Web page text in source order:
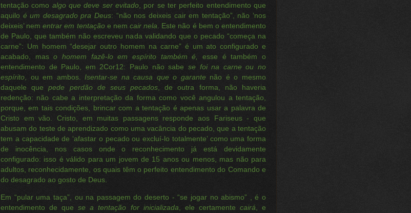
tentação como algo que deve ser evitado, por se ter perfeito entendimento que
aquilo é um desagrado pra Deus: “não nos deixeis cair em tentação”, não ‘nos
deixeis’ nementrar em tentação e nemcair nela. Este não é bem o entendimento
de Paulo, que também não escreveu nada validando que o pecado “começa na
carne”: Um homem “desejar outro homem na carne” é um ato configurado e
acabado, maso homem fazê-lo em espírito também é,
esse é também o
entendimento de Paulo, em 2Cor12: Paulo não sabe se foi na carne ou no
espírito, ou em ambos.Isentar-se na causa que o garantenão é o mesmo
daquele quepede perdão de seus pecados, de outra forma, não haveria
redenção: não cabe a interpretação da forma como você angulou a tentação,
porque, em tais condições, brincar com a tentação é apenas usar a palavra de
Cristo em vão. Cristo, em muitas passagens responde aos Fariseus - que
abusam do teste de aprendizado como uma vacância do pecado, que a tentação
tem a capacidade de ‘afastar o pecado ou excluí-lo totalmente’ como uma forma
de inocência, nos casos onde o reconhecimento já está devidamente
configurado: isso é válido para um jovem de 15 anos ou menos, mas não para
adultos, reconhecidamente, os quais têm o perfeito entendimento do Comando e
do desagrado ao gosto de Deus.
Em “pular uma taça”, ou na passagem do deserto - “se jogar no abismo” , é o
entendimento de quese a tentação for inicializada , ele certamente cairá , e